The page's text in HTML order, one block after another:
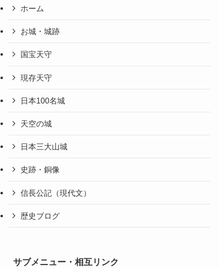
ホーム
お城・城跡
国宝天守
現存天守
日本100名城
天空の城
日本三大山城
史跡・銅像
信長公記（現代文）
歴史ブログ
サブメニュー・相互リンク